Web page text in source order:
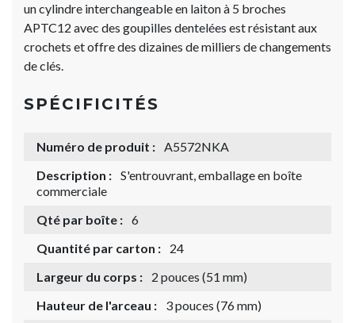
un cylindre interchangeable en laiton à 5 broches
APTC12 avec des goupilles dentelées est résistant aux
crochets et offre des dizaines de milliers de changements
de clés.
SPÉCIFICITÉS
Numéro de produit : A5572NKA
Description : S'entrouvrant, emballage en boîte
commerciale
Qté par boîte : 6
Quantité par carton :
24
Largeur du corps :
2 pouces (51 mm)
Hauteur de l'arceau :
3 pouces (76 mm)